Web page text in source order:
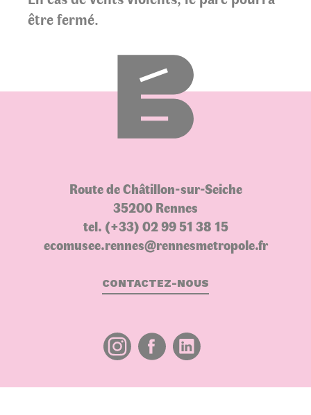
être fermé.
Route de Châtillon-sur-Seiche
35200 Rennes
tel. (+33) 02 99 51 38 15
ecomusee.rennes@rennesmetropole.fr
CONTACTEZ-NOUS